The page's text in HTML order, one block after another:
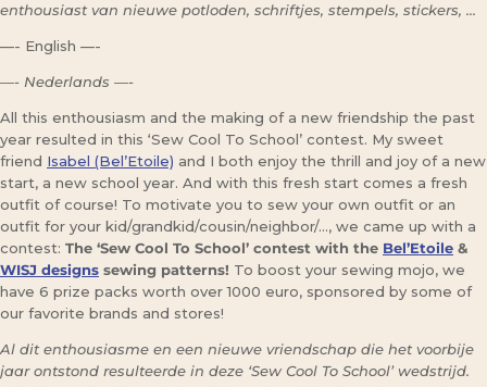
enthousiast van nieuwe potloden, schriftjes, stempels, stickers, …
—- English —-
—- Nederlands —-
All this enthousiasm and the making of a new friendship the past
year resulted in this ‘Sew Cool To School’ contest. My sweet
friend Isabel (Bel’Etoile) and I both enjoy the thrill and joy of a new
start, a new school year. And with this fresh start comes a fresh
outfit of course! To motivate you to sew your own outfit or an
outfit for your kid/grandkid/cousin/neighbor/…, we came up with a
contest: The ‘Sew Cool To School’ contest with the Bel’Etoile &
WISJ designs sewing patterns! To boost your sewing mojo, we
have 6 prize packs worth over 1000 euro, sponsored by some of
our favorite brands and stores!
Al dit enthousiasme en een nieuwe vriendschap die het voorbije
jaar ontstond resulteerde in deze ‘Sew Cool To School’ wedstrijd.